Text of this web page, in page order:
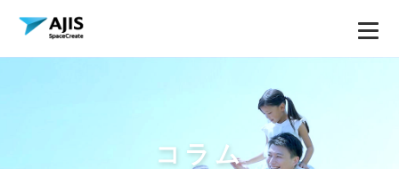
コラム